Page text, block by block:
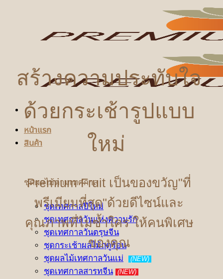
หน้าแรก
สินค้า
ชุดผลไม้ตามเทศกาล
ชุดเทศกาลปีใหม่
ชุดเทศกาลวันแห่งความรัก
ชุดเทศกาลวันตรุษจีน
ชุดกระเช้าผลไม้ฤดูร้อน
ชุดผลไม้เทศกาลวันแม่
(NEW)
ชุดเทศกาลสารทจีน (NEW)
สร้างความประทับใจ
ด้วยกระเช้ารูปแบบ
ใหม่
Premium Fruit เป็นของขวัญ"ที่
พรีเมียมที่สุด"ด้วยดีไซน์และ
คุณภาพที่ไม่ซ้ำใคร ให้คนพิเศษ
ของคุณ